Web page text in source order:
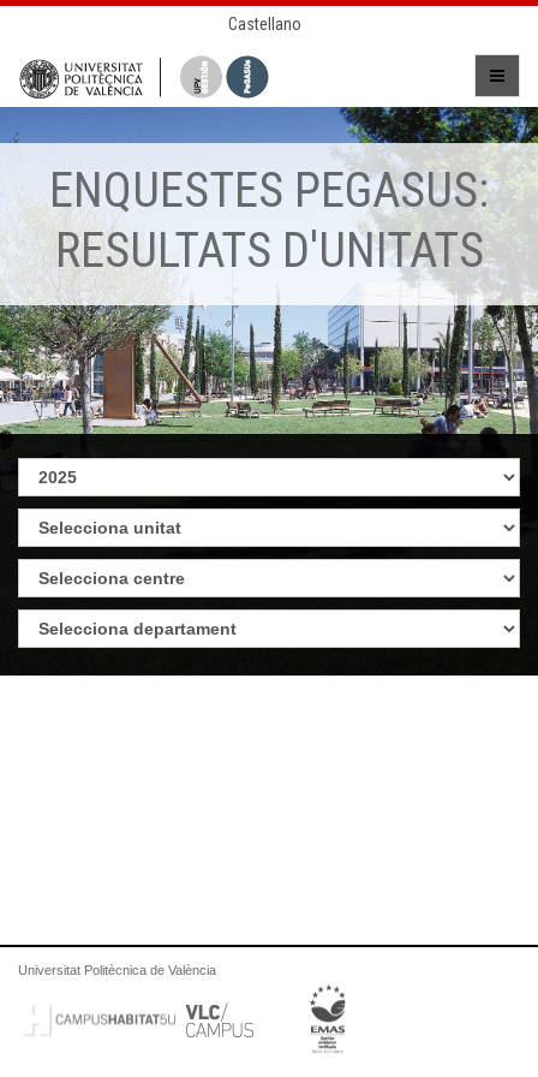
Castellano
ENQUESTES PEGASUS:
RESULTATS D'UNITATS
Universitat Politècnica de València